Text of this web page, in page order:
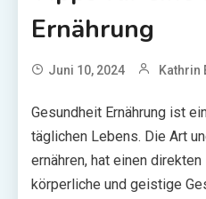
Ernährung
Juni 10, 2024 Kathrin
Gesundheit Ernährung ist
täglichen Lebens. Die Art
ernähren, hat einen
körperliche und geistige